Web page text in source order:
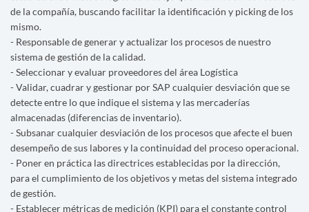
de la compañía, buscando facilitar la identificación y picking de los
mismo.
- Responsable de generar y actualizar los procesos de nuestro
sistema de gestión de la calidad.
- Seleccionar y evaluar proveedores del área Logística
- Validar, cuadrar y gestionar por SAP cualquier desviación que se
detecte entre lo que indique el sistema y las mercaderías
almacenadas (diferencias de inventario).
- Subsanar cualquier desviación de los procesos que afecte el buen
desempeño de sus labores y la continuidad del proceso operacional.
- Poner en práctica las directrices establecidas por la dirección,
para el cumplimiento de los objetivos y metas del sistema integrado
de gestión.
- Establecer métricas de medición (KPI) para el constante control